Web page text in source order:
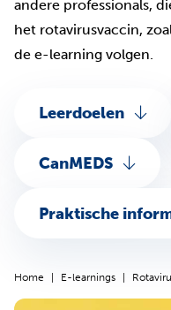
andere professionals,
het rotavirusvaccin,
de e-learning volgen.
Leerdoelen
CanMEDS
Praktische
Home E-learnings